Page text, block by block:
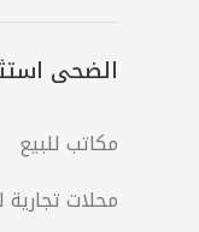
الضحى
مكاتب للبيع
محلات تجارية